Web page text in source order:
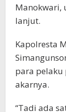
Manokwari,
lanjut.
Kapolresta
para pelaku
akarnya.
“Tadi ada